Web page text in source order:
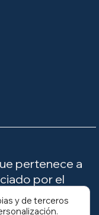
pertenece a
por el
y el
y de terceros